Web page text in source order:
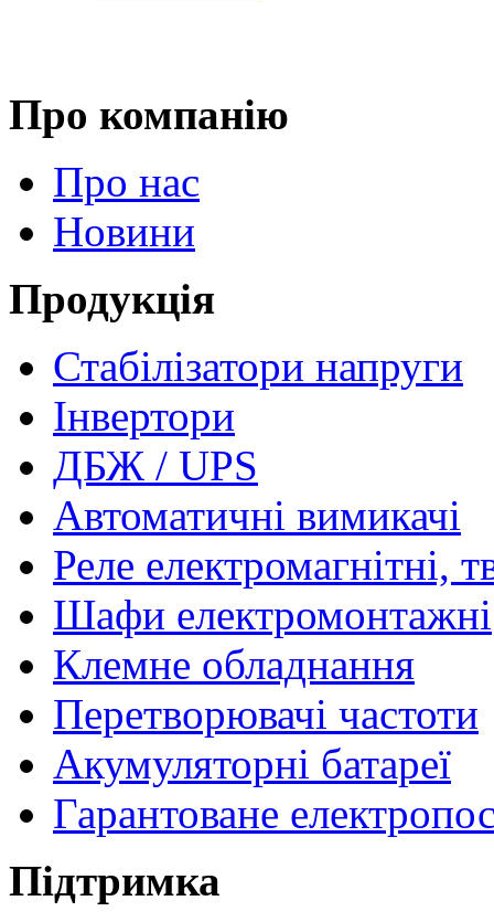
Про компанію
Про нас
Новини
Продукція
Стабілізатори напруги
Інвертори
ДБЖ / UPS
Автоматичні вимикачі
Реле електромагнітні,
Шафи електромонтажні
Клемне обладнання
Перетворювачі частоти
Акумуляторні батареї
Гарантоване
Підтримка